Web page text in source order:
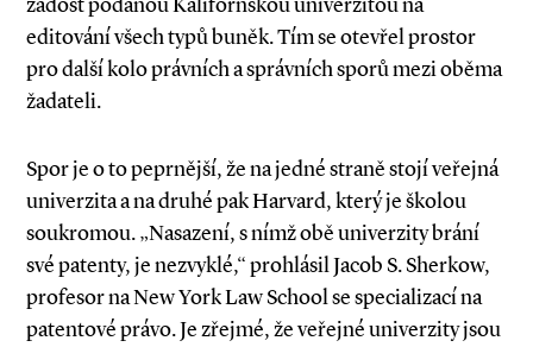
editování všech typů buněk. Tím se otevřel prostor
pro další kolo právních a správních sporů mezi oběma
žadateli.
Spor je o to peprnější, že na jedné straně stojí veřejná
univerzita a na druhé pak Harvard, který je školou
soukromou. „Nasazení, s nímž obě univerzity brání
své patenty, je nezvyklé,“ prohlásil Jacob S. Sherkow,
profesor na New York Law School se specializací na
patentové právo. Je zřejmé, že veřejné univerzity jsou